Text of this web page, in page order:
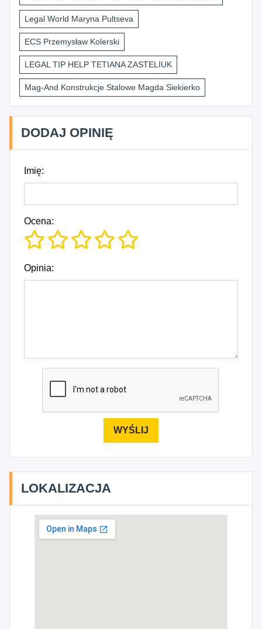
Legal World Maryna Pultseva
ECS Przemysław Kolerski
LEGAL TIP HELP TETIANA ZASTELIUK
Mag-And Konstrukcje Stalowe Magda Siekierko
DODAJ OPINIĘ
Imię:
Ocena:
Opinia:
LOKALIZACJA